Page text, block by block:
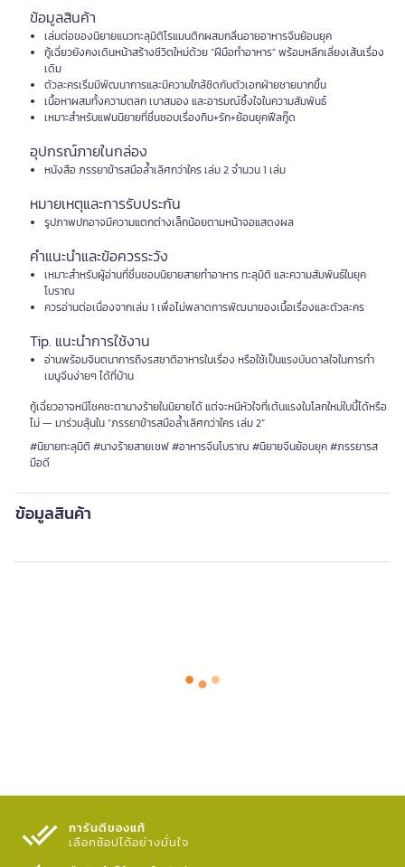
ข้อมูลสินค้า
เล่มต่อของนิยายแนวทะลุมิติโรแมนติกผสมกลิ่นอายอาหารจีนย้อนยุค
กู้เฉี่ยวยังคงเดินหน้าสร้างชีวิตใหม่ด้วย “ฝีมือทำอาหาร” พร้อมหลีกเลี่ยงเส้นเรื่อง
เดิม
ตัวละครเริ่มมีพัฒนาการและมีความใกล้ชิดกับตัวเอกฝ่ายชายมากขึ้น
เนื้อหาผสมทั้งความตลก เบาสมอง และอารมณ์ซึ้งใจในความสัมพันธ์
เหมาะสำหรับแฟนนิยายที่ชื่นชอบเรื่องกิน+รัก+ย้อนยุคฟีลกู๊ด
อุปกรณ์ภายในกล่อง
หนังสือ ภรรยาข้ารสมือล้ำเลิศกว่าใคร เล่ม 2 จำนวน 1 เล่ม
หมายเหตุและการรับประกัน
รูปภาพปกอาจมีความแตกต่างเล็กน้อยตามหน้าจอแสดงผล
คำแนะนำและข้อควรระวัง
เหมาะสำหรับผู้อ่านที่ชื่นชอบนิยายสายทำอาหาร ทะลุมิติ และความสัมพันธ์ในยุค
โบราณ
ควรอ่านต่อเนื่องจากเล่ม 1 เพื่อไม่พลาดการพัฒนาของเนื้อเรื่องและตัวละคร
Tip. แนะนำการใช้งาน
อ่านพร้อมจินตนาการถึงรสชาติอาหารในเรื่อง หรือใช้เป็นแรงบันดาลใจในการทำ
เมนูจีนง่ายๆ ได้ที่บ้าน
กู้เฉี่ยวอาจหนีโชคชะตานางร้ายในนิยายได้ แต่จะหนีหัวใจที่เต้นแรงในโลกใหม่ใบนี้ได้หรือ
ไม่ — มาร่วมลุ้นใน “ภรรยาข้ารสมือล้ำเลิศกว่าใคร เล่ม 2”
#นิยายทะลุมิติ #นางร้ายสายเชฟ #อาหารจีนโบราณ #นิยายจีนย้อนยุค #ภรรยารส
มือดี
ข้อมูลสินค้า
การันตีของแท้
เลือกช้อปได้อย่างมั่นใจ​